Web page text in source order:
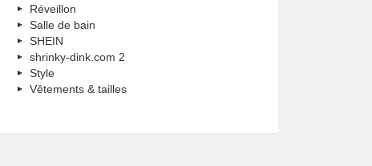
Réveillon
Salle de bain
SHEIN
shrinky-dink.com 2
Style
Vêtements & tailles